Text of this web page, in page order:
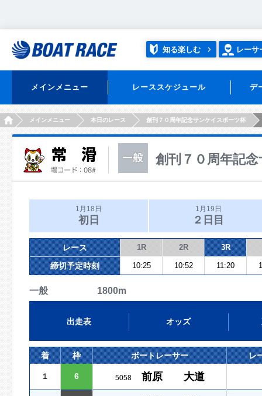
知る楽しむ レーサ
メインメニュー レーススケジュール デ
HOMEメインメニュー 本日のレース 創刊７０周年記念サンケイスポーツ杯
創刊７０周年記
1月18日
初日
1月19日
２日目
レース 1R 2R 3R
締切予定時刻 10:25 10:52 11:20
一般 1800m
出走表 オッズ
着 枠 ボートレーサー レ
１ 6 5058 前原 大道